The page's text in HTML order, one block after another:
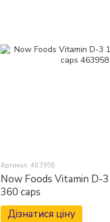
Артикул: 463958
Now Foods Vitamin D-
360 caps
Дізнатися ціну